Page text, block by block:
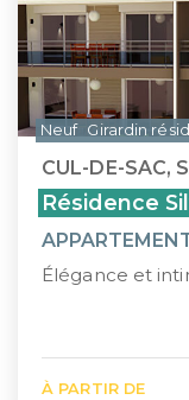
CUL-DE-SAC,
Résidence
Élégance et
À PARTIR DE
Neuf Girardin